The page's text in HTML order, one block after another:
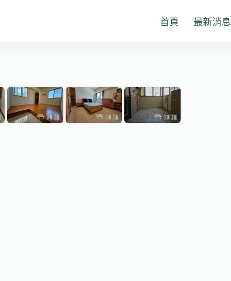
首頁 最新消息